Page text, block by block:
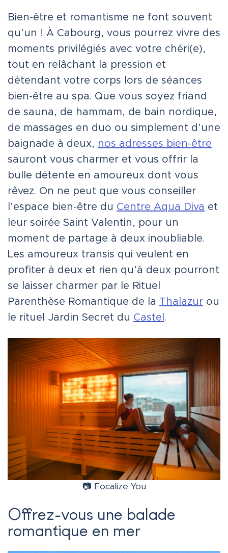
Bien-être et romantisme ne font souvent
qu’un ! À Cabourg, vous pourrez vivre des
moments privilégiés avec votre chéri(e),
tout en relâchant la pression et
détendant votre corps lors de séances
bien-être au spa. Que vous soyez friand
de sauna, de hammam, de bain nordique,
de massages en duo ou simplement d’une
baignade à deux, nos adresses bien-être
sauront vous charmer et vous offrir la
bulle détente en amoureux dont vous
rêvez. On ne peut que vous conseiller
l’espace bien-être du Centre Aqua Diva et
leur soirée Saint Valentin, pour un
moment de partage à deux inoubliable.
Les amoureux transis qui veulent en
profiter à deux et rien qu’à deux pourront
se laisser charmer par le Rituel
Parenthèse Romantique de la Thalazur ou
le rituel Jardin Secret du Castel .
📷 Focalize You
Offrez-vous une balade
romantique en mer